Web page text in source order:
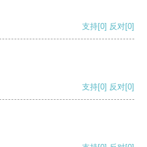
支持[0] 反对[0]
支持[0] 反对[0]